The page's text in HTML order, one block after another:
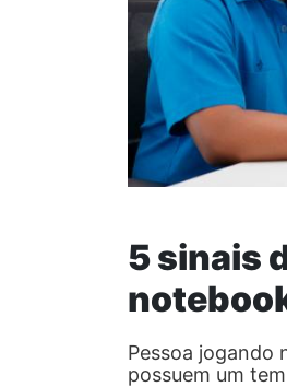
5 sinais
Pessoa jogando
possuem um